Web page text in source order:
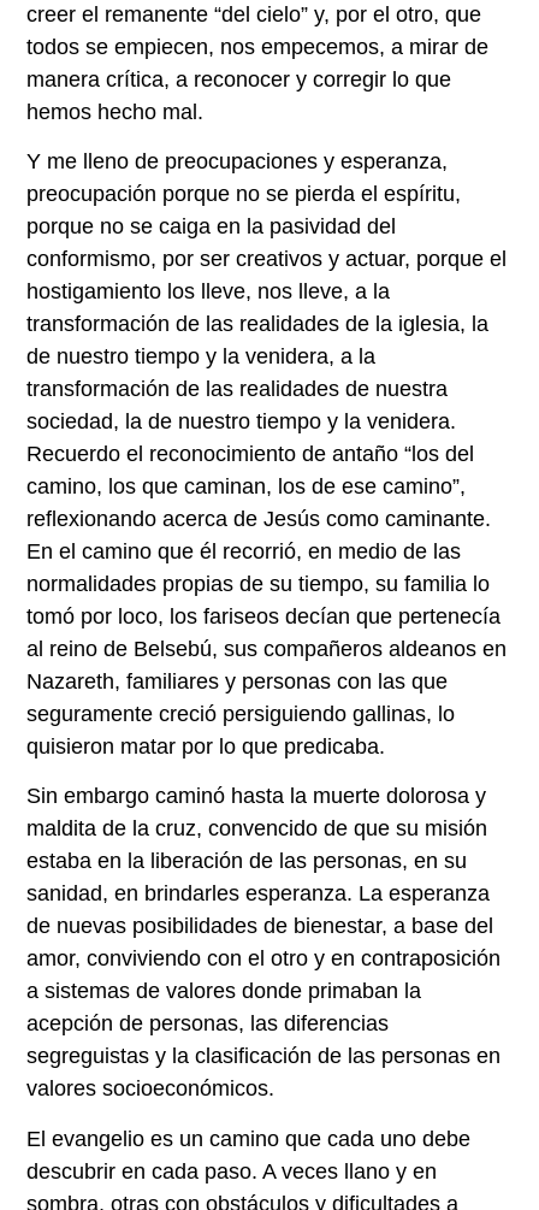
creer el remanente “del cielo” y, por el otro, que
todos se empiecen, nos empecemos, a mirar de
manera crítica, a reconocer y corregir lo que
hemos hecho mal.
Y me lleno de preocupaciones y esperanza,
preocupación porque no se pierda el espíritu,
porque no se caiga en la pasividad del
conformismo, por ser creativos y actuar, porque el
hostigamiento los lleve, nos lleve, a la
transformación de las realidades de la iglesia, la
de nuestro tiempo y la venidera, a la
transformación de las realidades de nuestra
sociedad, la de nuestro tiempo y la venidera.
Recuerdo el reconocimiento de antaño “los del
camino, los que caminan, los de ese camino”,
reflexionando acerca de Jesús como caminante.
En el camino que él recorrió, en medio de las
normalidades propias de su tiempo, su familia lo
tomó por loco, los fariseos decían que pertenecía
al reino de Belsebú, sus compañeros aldeanos en
Nazareth, familiares y personas con las que
seguramente creció persiguiendo gallinas, lo
quisieron matar por lo que predicaba.
Sin embargo caminó hasta la muerte dolorosa y
maldita de la cruz, convencido de que su misión
estaba en la liberación de las personas, en su
sanidad, en brindarles esperanza. La esperanza
de nuevas posibilidades de bienestar, a base del
amor, conviviendo con el otro y en contraposición
a sistemas de valores donde primaban la
acepción de personas, las diferencias
segreguistas y la clasificación de las personas en
valores socioeconómicos.
El evangelio es un camino que cada uno debe
descubrir en cada paso. A veces llano y en
sombra, otras con obstáculos y dificultades a